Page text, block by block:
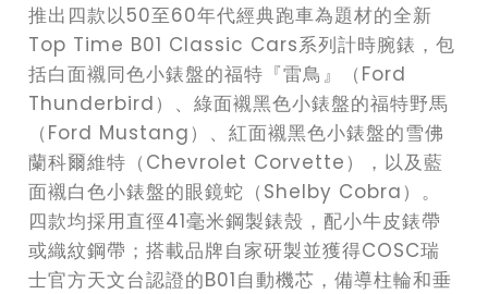
推出四款以50至60年代經典跑車為題材的全新
Top Time B01 Classic Cars系列計時腕錶，包
括白面襯同色小錶盤的福特『雷鳥』（Ford
Thunderbird）、綠面襯黑色小錶盤的福特野馬
（Ford Mustang）、紅面襯黑色小錶盤的雪佛
蘭科爾維特（Chevrolet Corvette），以及藍
面襯白色小錶盤的眼鏡蛇（Shelby Cobra）。
四款均採用直徑41毫米鋼製錶殼，配小牛皮錶帶
或織紋鋼帶；搭載品牌自家研製並獲得COSC瑞
士官方天文台認證的B01自動機芯，備導柱輪和垂